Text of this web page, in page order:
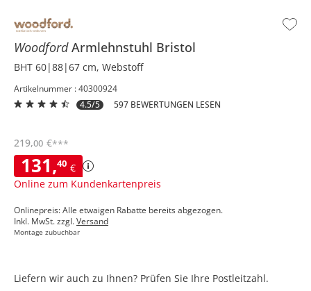
WoodfordArmlehnstuhl Bristol
BHT 60|88|67 cm, Webstoff
Artikelnummer : 40300924
4.5/5
597 BEWERTUNGEN LESEN
131,40 €
Online zum Kundenkartenpreis
219,00 €***
Onlinepreis: Alle etwaigen Rabatte bereits abgezogen.
Inkl. MwSt. zzgl.Versand
Montage zubuchbar
Liefern wir auch zu Ihnen? Prüfen Sie Ihre Postleitzahl.